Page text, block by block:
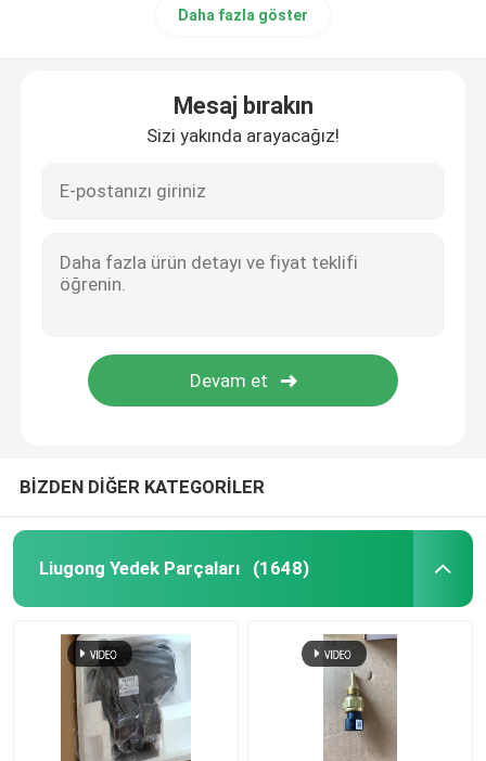
Daha fazla göster
Mesaj bırakın
Sizi yakında arayacağız!
BİZDEN DİĞER KATEGORİLER
Liugong Yedek Parçaları (1648)